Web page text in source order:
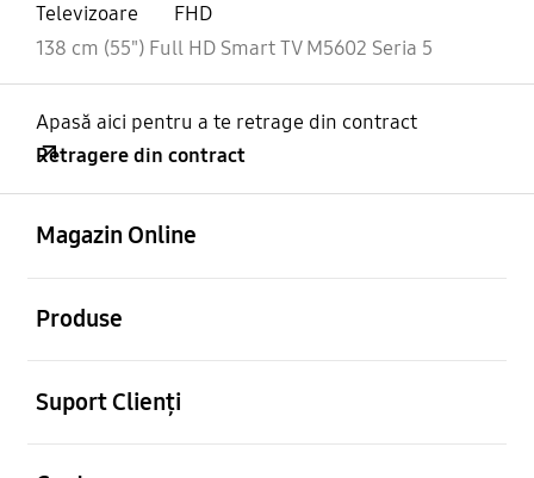
Televizoare
FHD
138 cm (55") Full HD Smart TV M5602 Seria 5
Apasă aici pentru a te retrage din contract
Retragere din contract
Magazin Online
Produse
Suport Clienți